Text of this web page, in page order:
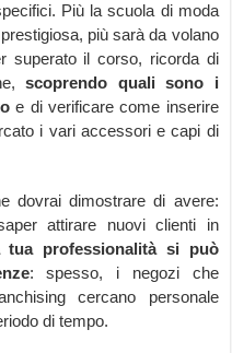
Più la scuola di moda
più sarà da volano
superato il corso, ricorda di
scoprendo quali sono i
e di verificare come inserire
i vari accessori e capi di
dovrai dimostrare di avere:
attirare nuovi clienti in
tua professionalità si può
: spesso, i negozi che
cercano personale
di tempo.